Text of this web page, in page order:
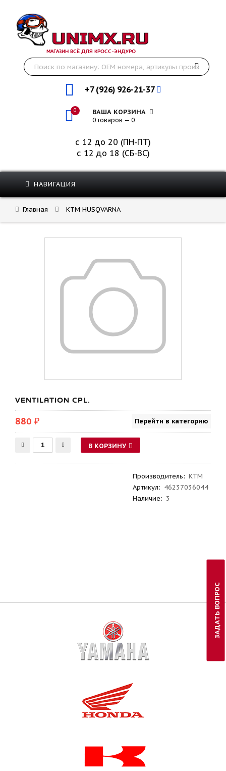
МАГАЗИН ВСЁ ДЛЯ КРОСС-ЭНДУРО
+7 (926) 926-21-37
0 ВАША КОРЗИНА
0 товаров — 0
с 12 до 20 (ПН-ПТ)
с 12 до 18 (СБ-ВС)
НАВИГАЦИЯ
Главная KTM HUSQVARNA
VENTILATION CPL.
880 ₽ Перейти в категорию
В КОРЗИНУ
Производитель: KTM
Артикул: 46237036044
Наличие: 3
ЗАДАТЬ ВОПРОС